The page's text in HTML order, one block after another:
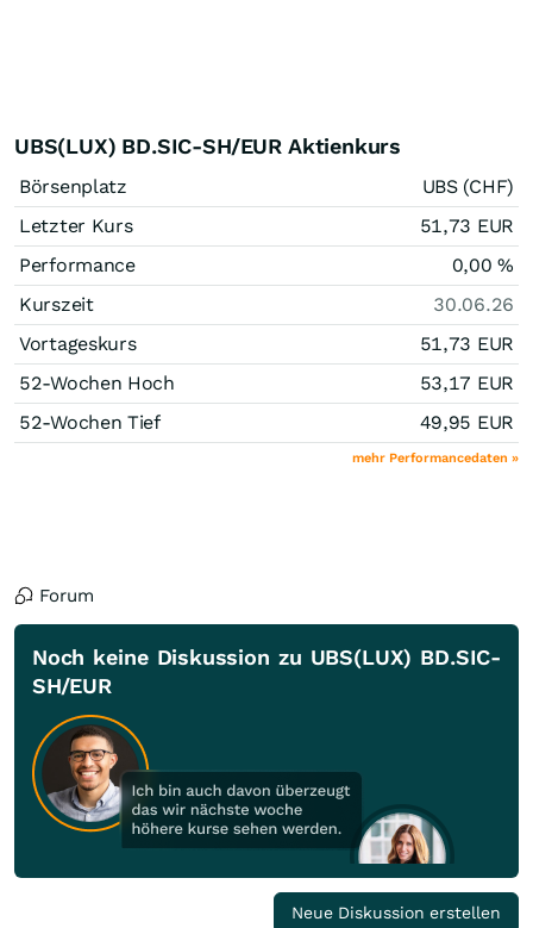
UBS(LUX) BD.SIC-SH/EUR Aktienkurs
Börsenplatz
UBS (CHF)
Letzter Kurs
51,73 EUR
Performance
0,00%
Kurszeit
30.06.26
Vortageskurs
51,73 EUR
52-Wochen Hoch
53,17 EUR
52-Wochen Tief
49,95 EUR
mehr Performancedaten »
Forum
Noch keine Diskussion zu UBS(LUX) BD.SIC-
SH/EUR
Neue Diskussion erstellen